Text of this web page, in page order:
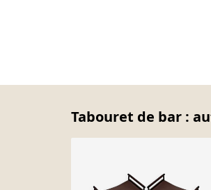
Tabouret de bar :